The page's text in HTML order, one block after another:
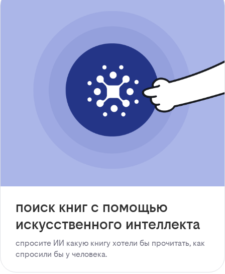
поиск книг с помощью
искусственного интеллекта
спросите ИИ какую книгу хотели бы прочитать, как
спросили бы у человека.